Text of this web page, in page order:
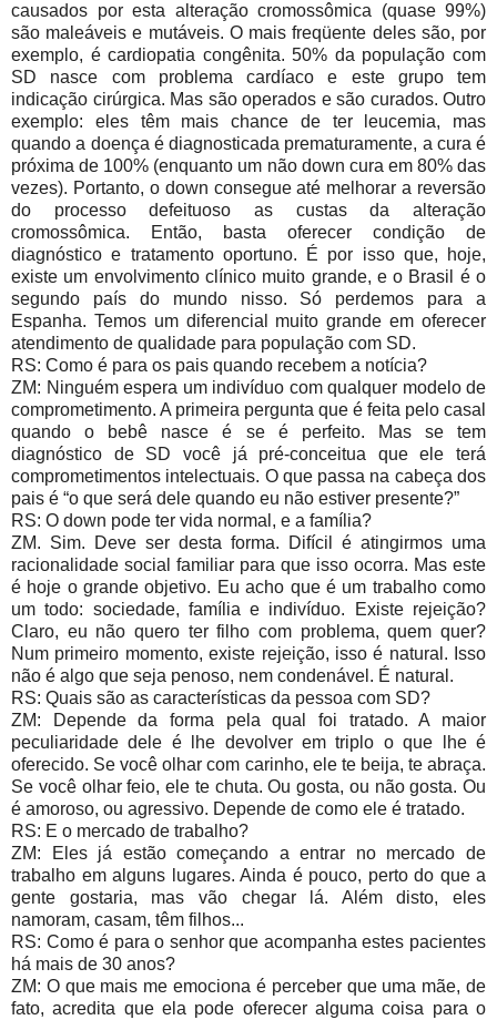
causados por esta alteração cromossômica (quase 99%)
são maleáveis e mutáveis. O mais freqüente deles são, por
exemplo, é cardiopatia congênita. 50% da população com
SD nasce com problema cardíaco e este grupo tem
indicação cirúrgica. Mas são operados e são curados. Outro
exemplo: eles têm mais chance de ter leucemia, mas
quando a doença é diagnosticada prematuramente, a cura é
próxima de 100% (enquanto um não down cura em 80% das
vezes). Portanto, o down consegue até melhorar a reversão
do processo defeituoso as custas da alteração
cromossômica. Então, basta oferecer condição de
diagnóstico e tratamento oportuno. É por isso que, hoje,
existe um envolvimento clínico muito grande, e o Brasil é o
segundo país do mundo nisso. Só perdemos para a
Espanha. Temos um diferencial muito grande em oferecer
atendimento de qualidade para população com SD.
RS: Como é para os pais quando recebem a notícia?
ZM: Ninguém espera um indivíduo com qualquer modelo de
comprometimento. A primeira pergunta que é feita pelo casal
quando o bebê nasce é se é perfeito. Mas se tem
diagnóstico de SD você já pré-conceitua que ele terá
comprometimentos intelectuais. O que passa na cabeça dos
pais é “o que será dele quando eu não estiver presente?”
RS: O down pode ter vida normal, e a família?
ZM. Sim. Deve ser desta forma. Difícil é atingirmos uma
racionalidade social familiar para que isso ocorra. Mas este
é hoje o grande objetivo. Eu acho que é um trabalho como
um todo: sociedade, família e indivíduo. Existe rejeição?
Claro, eu não quero ter filho com problema, quem quer?
Num primeiro momento, existe rejeição, isso é natural. Isso
não é algo que seja penoso, nem condenável. É natural.
RS: Quais são as características da pessoa com SD?
ZM: Depende da forma pela qual foi tratado. A maior
peculiaridade dele é lhe devolver em triplo o que lhe é
oferecido. Se você olhar com carinho, ele te beija, te abraça.
Se você olhar feio, ele te chuta. Ou gosta, ou não gosta. Ou
é amoroso, ou agressivo. Depende de como ele é tratado.
RS: E o mercado de trabalho?
ZM: Eles já estão começando a entrar no mercado de
trabalho em alguns lugares. Ainda é pouco, perto do que a
gente gostaria, mas vão chegar lá. Além disto, eles
namoram, casam, têm filhos...
RS: Como é para o senhor que acompanha estes pacientes
há mais de 30 anos?
ZM: O que mais me emociona é perceber que uma mãe, de
fato, acredita que ela pode oferecer alguma coisa para o